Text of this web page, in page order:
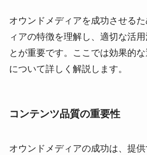
オウンドメディアを成功させる
ィアの特徴を理解し、適切な活
とが重要です。ここでは効果的
について詳しく解説します。
コンテンツ品質の重要性
オウンドメディアの成功は、提